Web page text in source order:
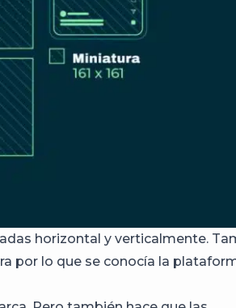
horizontal y verticalmente.
por lo que se conocía la